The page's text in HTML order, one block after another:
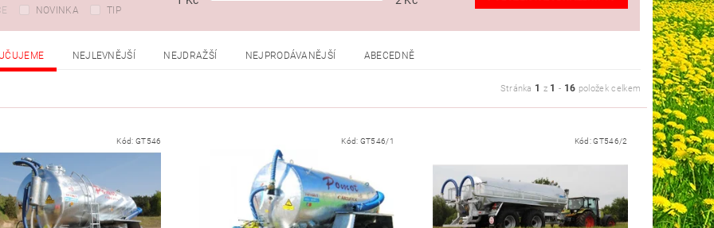
NOVINKA TIP
NEJLEVNĚJŠÍ NEJDRAŽŠÍ NEJPRODÁVANĚJŠÍ ABECEDNĚ
Stránka 1 z 1 - 16 položek celkem
Kód: GT546 Kód: GT546/1 Kód:GT546/2